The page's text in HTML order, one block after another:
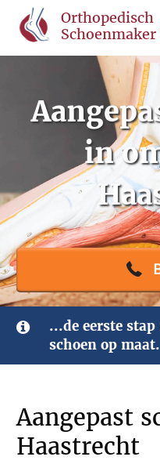
Orthopedisch
in
...de eerste
schoen op maat.
Aangepast
Haastrecht